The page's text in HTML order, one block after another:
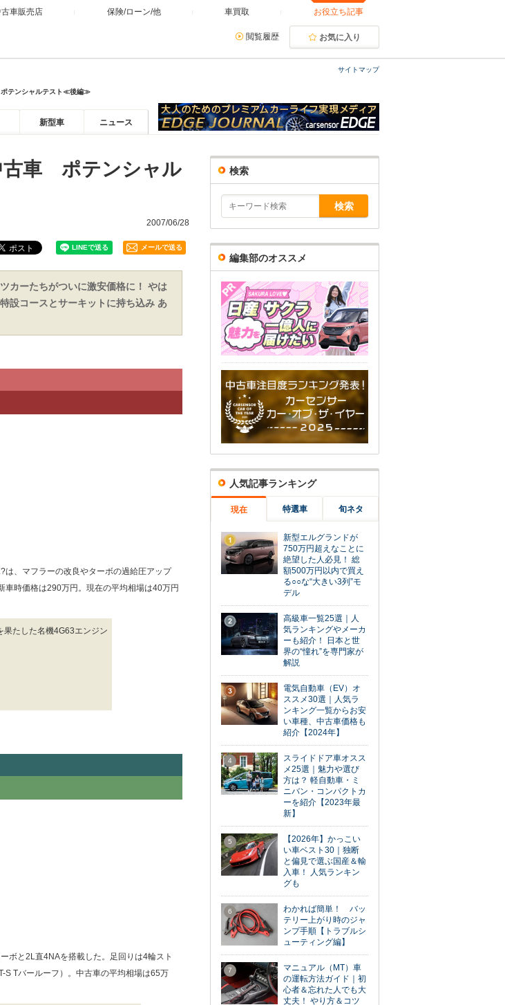
車販売店 保険/ローン/他 車買取 お役立ち記事
閲覧履歴 お気に入り
サイトマップ
テンシャルテスト≪後編≫
新型車 ニュース
古車 ポテンシャル
2007/06/28
メールで送る
カーたちがついに激安価格に！ やは
設コースとサーキットに持ち込み あ
、マフラーの改良やターボの過給圧アップ
時価格は290万円。現在の平均相場は40万円
たした名機4G63エンジン
ボと2L直4NAを搭載した。足回りは4輪スト
S Tバールーフ）。中古車の平均相場は65万
検索
編集部のオススメ
人気記事ランキング
現在 特選車 旬ネタ
1
新型エルグランドが
750万円超えなことに
絶望した人必見！ 総
額500万円以内で買え
る○○な“大きい3列”モ
デル
2
高級車一覧25選｜人
気ランキングやメーカ
ーも紹介！ 日本と世
界の“憧れ”を専門家が
解説
3
電気自動車（EV）オ
ススメ30選｜人気ラ
ンキング一覧からお安
い車種、中古車価格も
紹介【2024年】
4
スライドドア車オスス
メ25選｜魅力や選び
方は？ 軽自動車・ミ
ニバン・コンパクトカ
ーを紹介【2023年最
新】
5
【2026年】かっこい
い車ベスト30｜独断
と偏見で選ぶ国産＆輸
入車！ 人気ランキン
グも
6
わかれば簡単！ バッ
テリー上がり時のジャ
ンプ手順【トラブルシ
ューティング編】
7
マニュアル（MT）車
の運転方法ガイド｜初
心者＆忘れた人でも大
丈夫！ やり方＆コツ